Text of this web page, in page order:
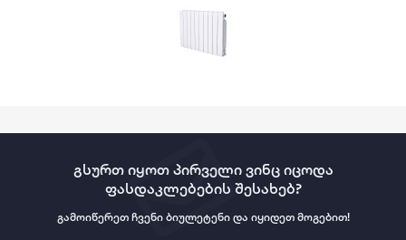
გსურთ იყოთ პირველი ვინც იცოდა
ფასდაკლებების შესახებ?
გამოიწერეთ ჩვენი ბიულეტენი და იყიდეთ მოგებით!